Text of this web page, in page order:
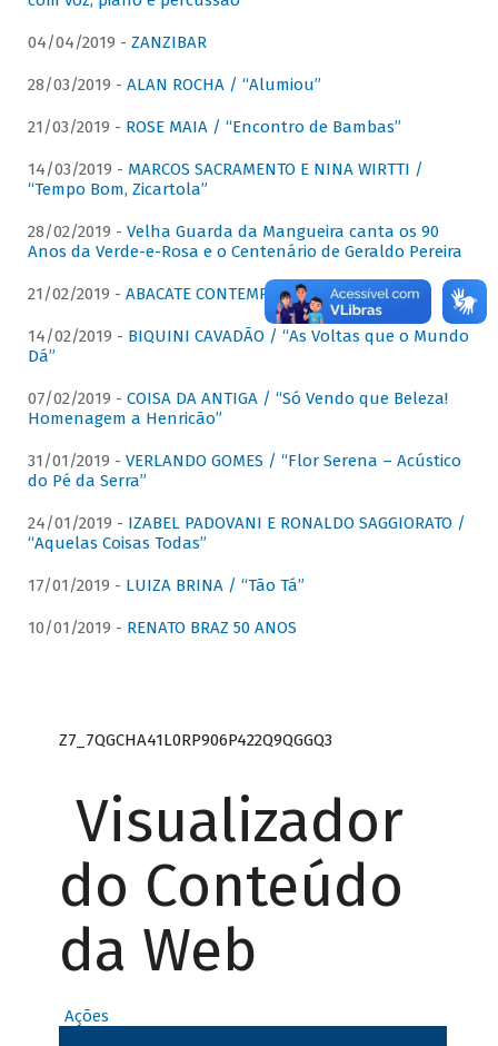
04/04/2019 - ZANZIBAR
28/03/2019 - ALAN ROCHA / “Alumiou”
21/03/2019 - ROSE MAIA / “Encontro de Bambas”
14/03/2019 - MARCOS SACRAMENTO E NINA WIRTTI /
“Tempo Bom, Zicartola”
28/02/2019 - Velha Guarda da Mangueira canta os 90
Anos da Verde-e-Rosa e o Centenário de Geraldo Pereira
21/02/2019 - ABACATE CONTEMPORÂNEO
14/02/2019 - BIQUINI CAVADÃO / “As Voltas que o Mundo
Dá”
07/02/2019 - COISA DA ANTIGA / “Só Vendo que Beleza!
Homenagem a Henricão”
31/01/2019 - VERLANDO GOMES / “Flor Serena – Acústico
do Pé da Serra”
24/01/2019 - IZABEL PADOVANI E RONALDO SAGGIORATO /
“Aquelas Coisas Todas”
17/01/2019 - LUIZA BRINA / “Tão Tá”
10/01/2019 - RENATO BRAZ 50 ANOS
Z7_7QGCHA41L0RP906P422Q9QGGQ3
Visualizador
do Conteúdo
da Web
Ações